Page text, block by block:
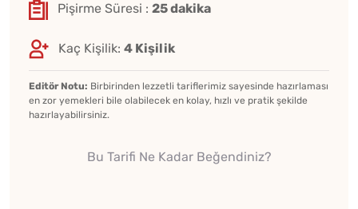
Pişirme Süresi : 25 dakika
Kaç Kişilik: 4 Kişilik
Editör Notu: Birbirinden lezzetli tariflerimiz sayesinde hazırlaması
en zor yemekleri bile olabilecek en kolay, hızlı ve pratik şekilde
hazırlayabilirsiniz.
Bu Tarifi Ne Kadar Beğendiniz?